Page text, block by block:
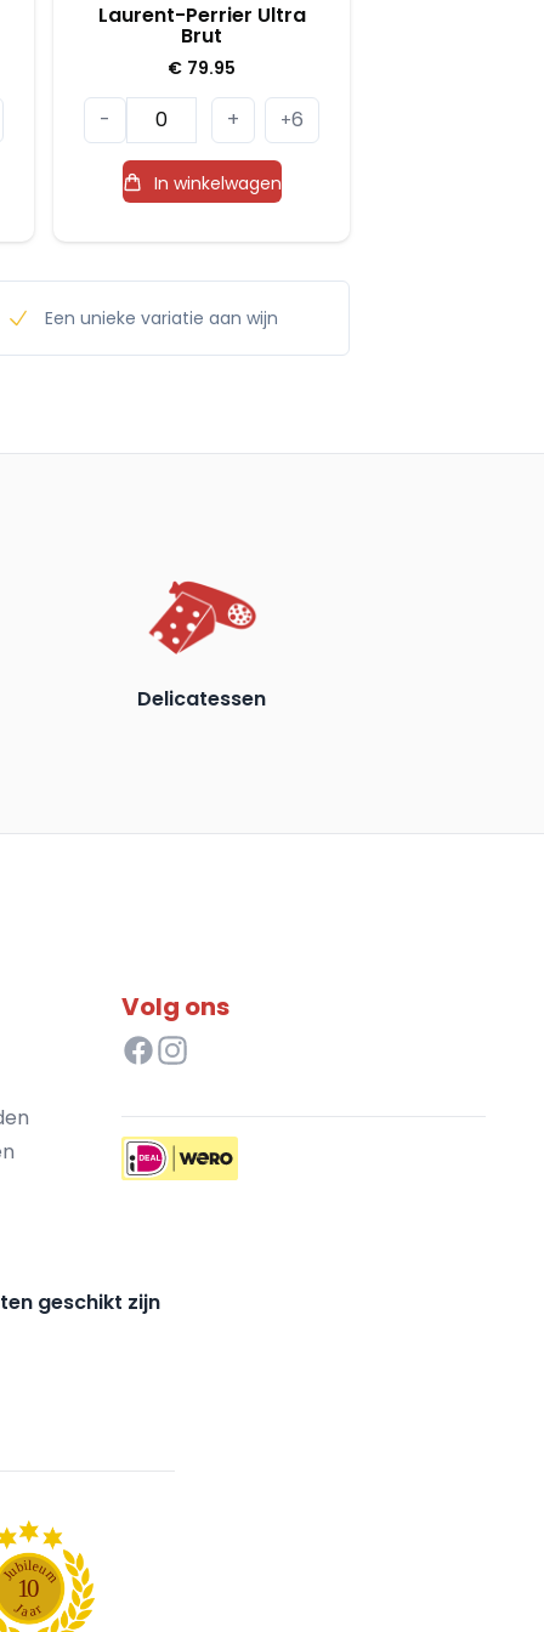
Laurent-Perrier Ultra
Brut
€ 79.95
-
Laurent-
Perrier
Ultra
aantal
+ +6
In winkelwagen
Een unieke variatie aan wijn
Delicatessen
Volg ons
geschikt zijn
ubileum
10
Jaar